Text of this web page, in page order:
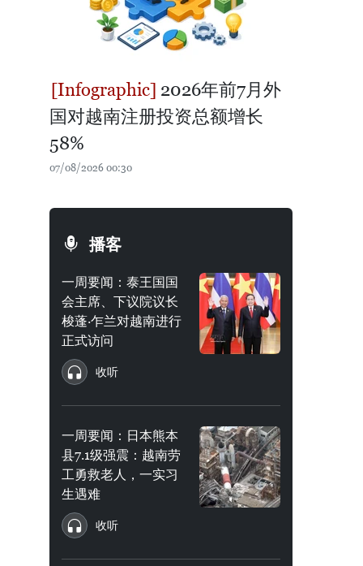
2026年前7月外
国对越南注册投资总额增长
58%
07/08/2026 00:30
播客
一周要闻：泰王国国
会主席、下议院议长
梭蓬·乍兰对越南进行
正式访问
收听
一周要闻：日本熊本
县7.1级强震：越南劳
工勇救老人，一实习
生遇难
收听